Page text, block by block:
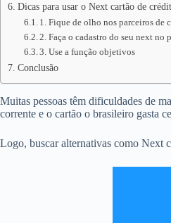
Dicas para usar o Next cartão de
1. Fique de olho nos parceiros de
2. Faça o cadastro do seu next no
3. Use a função objetivos
Conclusão
Muitas pessoas têm dificuldades de
corrente e o cartão o brasileiro gasta
Logo, buscar alternativas como Next